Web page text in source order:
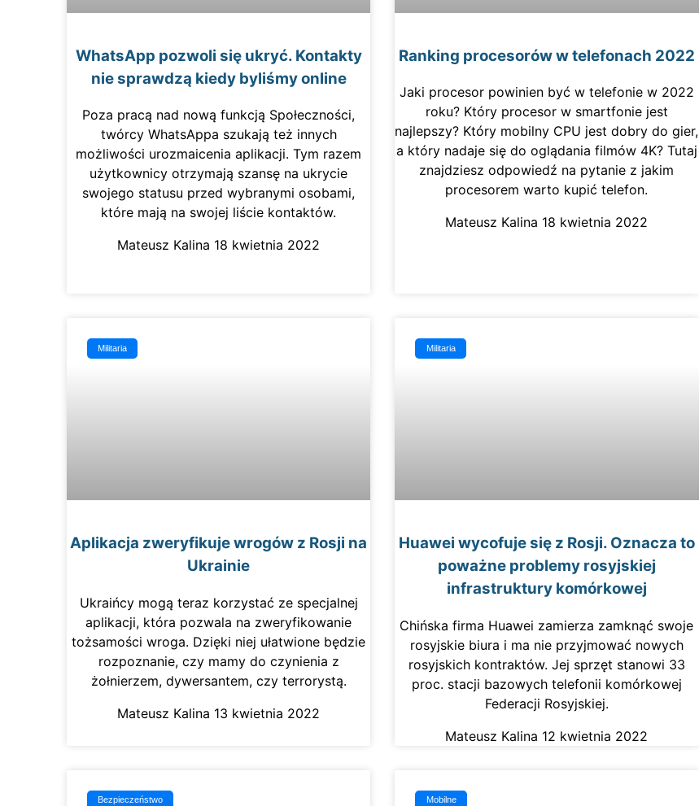
WhatsApp pozwoli się ukryć. Kontakty
nie sprawdzą kiedy byliśmy online
Poza pracą nad nową funkcją Społeczności,
twórcy WhatsAppa szukają też innych
możliwości urozmaicenia aplikacji. Tym razem
użytkownicy otrzymają szansę na ukrycie
swojego statusu przed wybranymi osobami,
które mają na swojej liście kontaktów.
Mateusz Kalina 18 kwietnia 2022
Ranking procesorów w telefonach 2022
Jaki procesor powinien być w telefonie w 2022
roku? Który procesor w smartfonie jest
najlepszy? Który mobilny CPU jest dobry do gier,
a który nadaje się do oglądania filmów 4K? Tutaj
znajdziesz odpowiedź na pytanie z jakim
procesorem warto kupić telefon.
Mateusz Kalina 18 kwietnia 2022
Militaria
Aplikacja zweryfikuje wrogów z Rosji na
Ukrainie
Ukraińcy mogą teraz korzystać ze specjalnej
aplikacji, która pozwala na zweryfikowanie
tożsamości wroga. Dzięki niej ułatwione będzie
rozpoznanie, czy mamy do czynienia z
żołnierzem, dywersantem, czy terrorystą.
Mateusz Kalina 13 kwietnia 2022
Militaria
Huawei wycofuje się z Rosji. Oznacza to
poważne problemy rosyjskiej
infrastruktury komórkowej
Chińska firma Huawei zamierza zamknąć swoje
rosyjskie biura i ma nie przyjmować nowych
rosyjskich kontraktów. Jej sprzęt stanowi 33
proc. stacji bazowych telefonii komórkowej
Federacji Rosyjskiej.
Mateusz Kalina 12 kwietnia 2022
Bezpieczeństwo Mobilne